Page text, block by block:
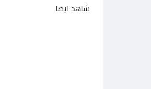
شاهد ايضا